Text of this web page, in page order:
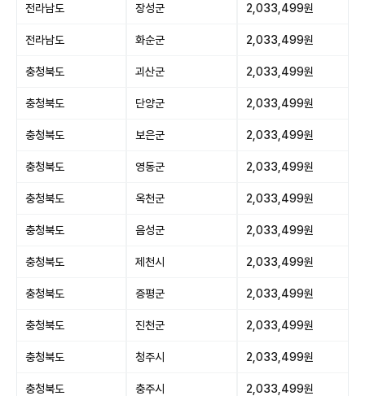
전라남도 장성군 2,033,499원
전라남도 화순군 2,033,499원
충청북도 괴산군 2,033,499원
충청북도 단양군 2,033,499원
충청북도 보은군 2,033,499원
충청북도 영동군 2,033,499원
충청북도 옥천군 2,033,499원
충청북도 음성군 2,033,499원
충청북도 제천시 2,033,499원
충청북도 증평군 2,033,499원
충청북도 진천군 2,033,499원
충청북도 청주시 2,033,499원
충청북도 충주시 2,033,499원